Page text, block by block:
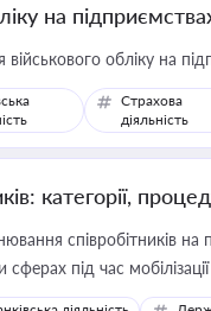
на
обліку на
Страхова
діяльність
категорії,
співробітників на
під час мобілізації